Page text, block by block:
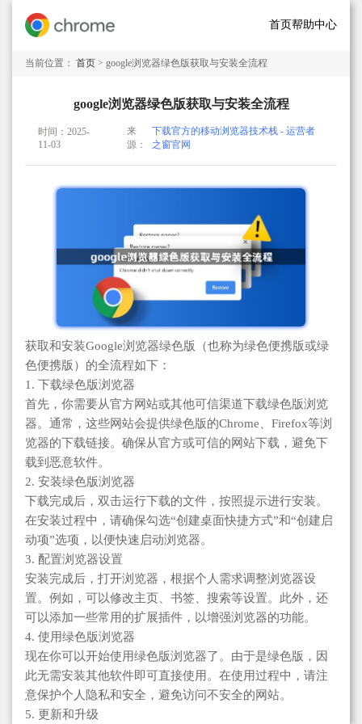
首页帮助中心
当前位置： 首页 > google浏览器绿色版获取与安装全流程
google浏览器绿色版获取与安装全流程
时间：2025-
11-03
来
源：
下载官方的移动浏览器技术栈 - 运营者
之窗官网
获取和安装Google浏览器绿色版（也称为绿色便携版或绿
色便携版）的全流程如下：
1. 下载绿色版浏览器
首先，你需要从官方网站或其他可信渠道下载绿色版浏览
器。通常，这些网站会提供绿色版的Chrome、Firefox等浏
览器的下载链接。确保从官方或可信的网站下载，避免下
载到恶意软件。
2. 安装绿色版浏览器
下载完成后，双击运行下载的文件，按照提示进行安装。
在安装过程中，请确保勾选“创建桌面快捷方式”和“创建启
动项”选项，以便快速启动浏览器。
3. 配置浏览器设置
安装完成后，打开浏览器，根据个人需求调整浏览器设
置。例如，可以修改主页、书签、搜索等设置。此外，还
可以添加一些常用的扩展插件，以增强浏览器的功能。
4. 使用绿色版浏览器
现在你可以开始使用绿色版浏览器了。由于是绿色版，因
此无需安装其他软件即可直接使用。在使用过程中，请注
意保护个人隐私和安全，避免访问不安全的网站。
5. 更新和升级